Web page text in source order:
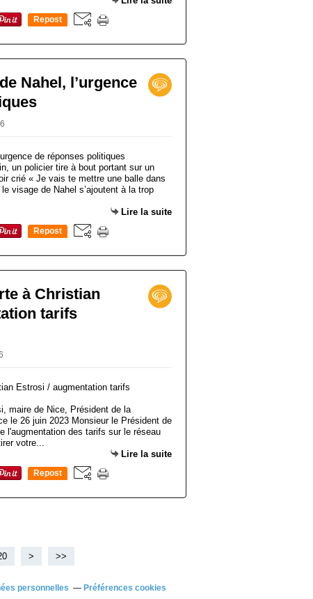
Repost
Nahel, l’urgence
un policier tire à bout portant sur un
crié « Je vais te mettre une balle dans
visage de Nahel s’ajoutent à la trop
Lire la suite
Repost
à Christian
tarifs
maire de Nice, Président de la
le 26 juin 2023 Monsieur le Président de
l'augmentation des tarifs sur le réseau
votre...
Lire la suite
Repost
30
40
50
60
70
80
90
100
> >>
personnelles Préférences cookies